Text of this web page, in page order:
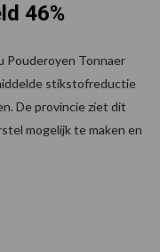
46%
Pouderoyen Tonnaer
stikstofreductie
De provincie ziet dit
mogelijk te maken en